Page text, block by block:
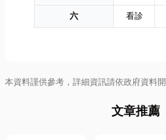
六
看診
本資料謹供參考，詳細資訊請依政府資料開
文章推薦